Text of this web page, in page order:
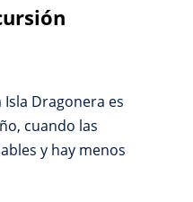
Dragonera es
cuando las
y hay menos